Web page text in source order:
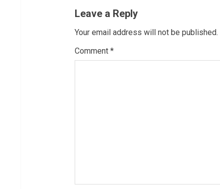
e
R
e
Leave a Reply
Your email address will not be published.
Comment *